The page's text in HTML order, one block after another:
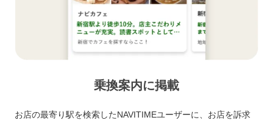
乗換案内に掲載
お店の最寄り駅を検索したNAVITIMEユーザーに、お店を訴求